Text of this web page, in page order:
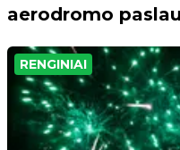
aerodromo
RENGINIAI